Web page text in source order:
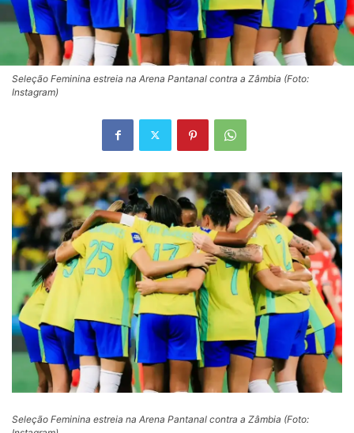
Seleção Feminina estreia na Arena Pantanal contra a Zâmbia (Foto:
Instagram)
Seleção Feminina estreia na Arena Pantanal contra a Zâmbia (Foto: